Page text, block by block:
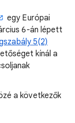
egy Európai
6-án lépett
5(2)
kínál a
a következők